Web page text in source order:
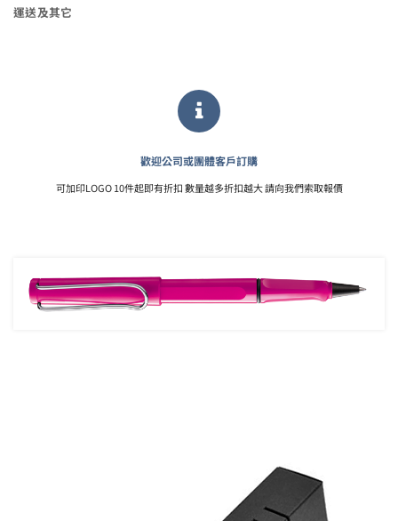
運送及其它
歡迎公司或團體客戶訂購
可加印LOGO 10件起即有折扣 數量越多折扣越大 請向我們索取報價